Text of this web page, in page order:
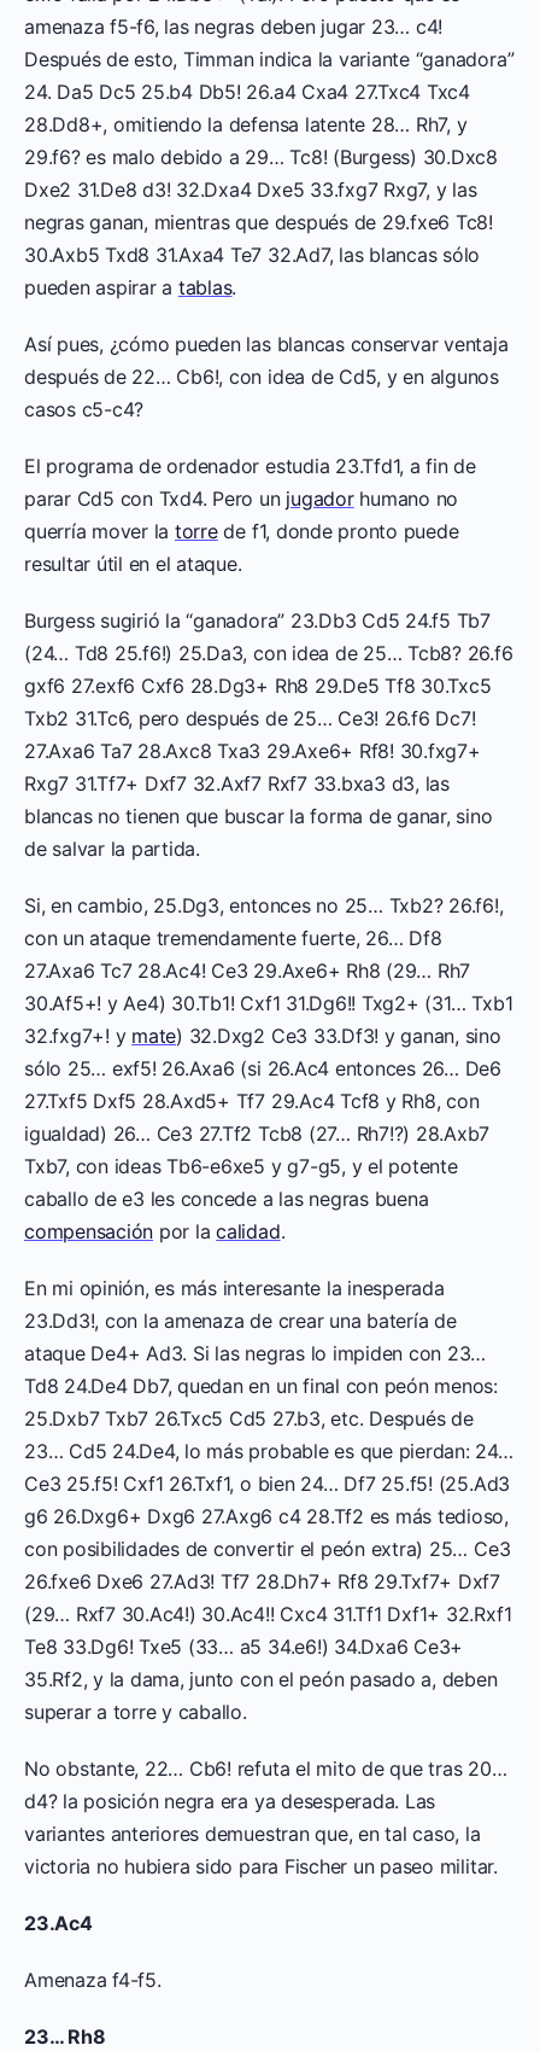
amenaza f5-f6, las negras deben jugar 23… c4!
Después de esto, Timman indica la variante “ganadora”
24. Da5 Dc5 25.b4 Db5! 26.a4 Cxa4 27.Txc4 Txc4
28.Dd8+, omitiendo la defensa latente 28… Rh7, y
29.f6? es malo debido a 29… Tc8! (Burgess) 30.Dxc8
Dxe2 31.De8 d3! 32.Dxa4 Dxe5 33.fxg7 Rxg7, y las
negras ganan, mientras que después de 29.fxe6 Tc8!
30.Axb5 Txd8 31.Axa4 Te7 32.Ad7, las blancas sólo
pueden aspirar a tablas.
Así pues, ¿cómo pueden las blancas conservar ventaja
después de 22… Cb6!, con idea de Cd5, y en algunos
casos c5-c4?
El programa de ordenador estudia 23.Tfd1, a fin de
parar Cd5 con Txd4. Pero un jugadorhumano no
querría mover la torrede f1, donde pronto puede
resultar útil en el ataque.
Burgess sugirió la “ganadora” 23.Db3 Cd5 24.f5 Tb7
(24… Td8 25.f6!) 25.Da3, con idea de 25… Tcb8? 26.f6
gxf6 27.exf6 Cxf6 28.Dg3+ Rh8 29.De5 Tf8 30.Txc5
Txb2 31.Tc6, pero después de 25… Ce3! 26.f6 Dc7!
27.Axa6 Ta7 28.Axc8 Txa3 29.Axe6+ Rf8! 30.fxg7+
Rxg7 31.Tf7+ Dxf7 32.Axf7 Rxf7 33.bxa3 d3, las
blancas no tienen que buscar la forma de ganar, sino
de salvar la partida.
Si, en cambio, 25.Dg3, entonces no 25… Txb2? 26.f6!,
con un ataque tremendamente fuerte, 26… Df8
27.Axa6 Tc7 28.Ac4! Ce3 29.Axe6+ Rh8 (29… Rh7
30.Af5+! y Ae4) 30.Tb1! Cxf1 31.Dg6!! Txg2+ (31… Txb1
32.fxg7+! y mate) 32.Dxg2 Ce3 33.Df3! y ganan, sino
sólo 25… exf5! 26.Axa6 (si 26.Ac4 entonces 26… De6
27.Txf5 Dxf5 28.Axd5+ Tf7 29.Ac4 Tcf8 y Rh8, con
igualdad) 26… Ce3 27.Tf2 Tcb8 (27… Rh7!?) 28.Axb7
Txb7, con ideas Tb6-e6xe5 y g7-g5, y el potente
caballo de e3 les concede a las negras buena
compensación por lacalidad.
En mi opinión, es más interesante la inesperada
23.Dd3!, con la amenaza de crear una batería de
ataque De4+ Ad3. Si las negras lo impiden con 23…
Td8 24.De4 Db7, quedan en un final con peón menos:
25.Dxb7 Txb7 26.Txc5 Cd5 27.b3, etc. Después de
23… Cd5 24.De4, lo más probable es que pierdan: 24…
Ce3 25.f5! Cxf1 26.Txf1, o bien 24… Df7 25.f5! (25.Ad3
g6 26.Dxg6+ Dxg6 27.Axg6 c4 28.Tf2 es más tedioso,
con posibilidades de convertir el peón extra) 25… Ce3
26.fxe6 Dxe6 27.Ad3! Tf7 28.Dh7+ Rf8 29.Txf7+ Dxf7
(29… Rxf7 30.Ac4!) 30.Ac4!! Cxc4 31.Tf1 Dxf1+ 32.Rxf1
Te8 33.Dg6! Txe5 (33… a5 34.e6!) 34.Dxa6 Ce3+
35.Rf2, y la dama, junto con el peón pasado a, deben
superar a torre y caballo.
No obstante, 22… Cb6! refuta el mito de que tras 20…
d4? la posición negra era ya desesperada. Las
variantes anteriores demuestran que, en tal caso, la
victoria no hubiera sido para Fischer un paseo militar.
23.Ac4
Amenaza f4-f5.
23… Rh8